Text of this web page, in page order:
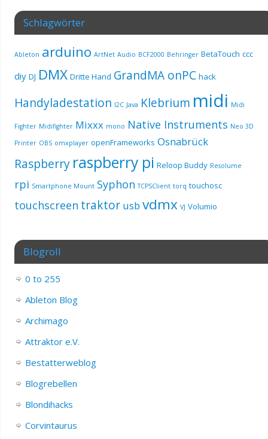
Schlagwörter
Ableton arduino ArtNet Audio BCF2000 Behringer BetaTouch ccc
diy DJ DMX Dritte Hand GrandMA onPC hack
Handyladestation I2C Java Klebrium midi Midi
Fighter Midifighter Mixxx mono Native Instruments Neo 3D
Printer OBS omxplayer openFrameworks Osnabrück
Raspberry raspberry pi Reloop Buddy Resolume
rpi Smartphone Mount Syphon TCPSClient torq touchosc
touchscreen traktor usb vdmx VJ Volumio
Blogroll
0 to 255
Ableton Blog
Archimago
Attraktor e.V.
Bestatterweblog
Blogrebellen
Blondihacks
Corvintaurus